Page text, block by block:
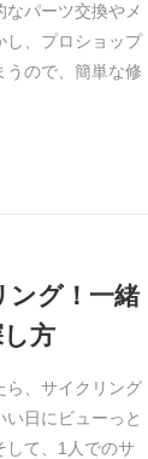
パーツ交換やメ
し、プロショップ
うので、簡単な修
ング！一緒
方
ら、サイクリング
日にビューっと
して、1人でのサ